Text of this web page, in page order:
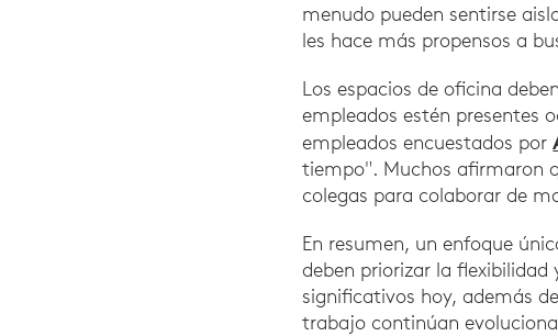
menudo pueden sentirse
les hace más propensos a
Los espacios de oficina
empleados estén presentes
empleados encuestados por
tiempo". Muchos afirmaron
colegas para colaborar de
En resumen, un enfoque
deben priorizar la flexibilidad
significativos hoy, además
trabajo continúan